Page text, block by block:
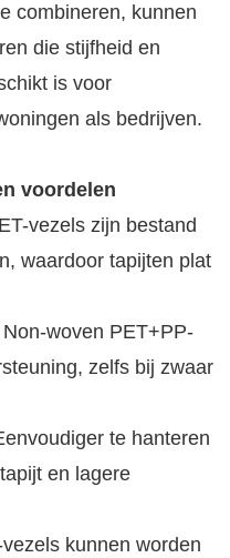
combineren, kunnen
die stijfheid en
is voor
als bedrijven.
voordelen
vezels zijn bestand
waardoor tapijten plat
woven PET+PP-
zelfs bij zwaar
te hanteren
en lagere
kunnen worden